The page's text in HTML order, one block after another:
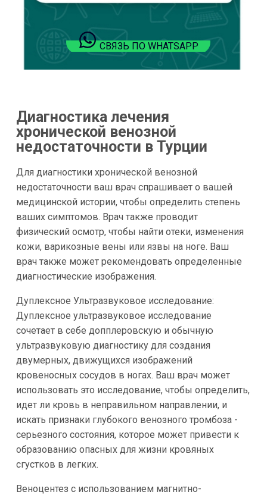
СВЯЗЬ ПО WHATSAPP
Диагностика лечения
хронической венозной
недостаточности в Турции
Для диагностики хронической венозной
недостаточности ваш врач спрашивает о вашей
медицинской истории, чтобы определить степень
ваших симптомов. Врач также проводит
физический осмотр, чтобы найти отеки, изменения
кожи, варикозные вены или язвы на ноге. Ваш
врач также может рекомендовать определенные
диагностические изображения.
Дуплексное Ультразвуковое исследование:
Дуплексное ультразвуковое исследование
сочетает в себе допплеровскую и обычную
ультразвуковую диагностику для создания
двумерных, движущихся изображений
кровеносных сосудов в ногах. Ваш врач может
использовать это исследование, чтобы определить,
идет ли кровь в неправильном направлении, и
искать признаки глубокого венозного тромбоза -
серьезного состояния, которое может привести к
образованию опасных для жизни кровяных
сгустков в легких.
Веноцентез с использованием магнитно-